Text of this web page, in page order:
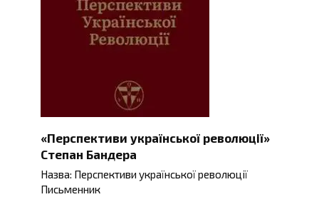
«Перспективи української революції»
Степан Бандера
Назва: Перспективи української революції
Письменник